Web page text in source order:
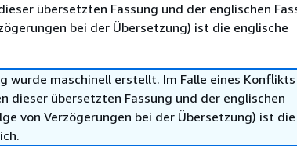
übersetzten Fassung und der englischen
bei der Übersetzung) ist die englische
wurde maschinell erstellt. Im Falle eines
dieser übersetzten Fassung und der englischen
von Verzögerungen bei der Übersetzung) ist die